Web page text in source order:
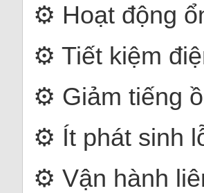
⚙️ Hoạt động
⚙️ Tiết kiệm
⚙️ Giảm tiếng
⚙️ Ít phát sinh
⚙️ Vận hành